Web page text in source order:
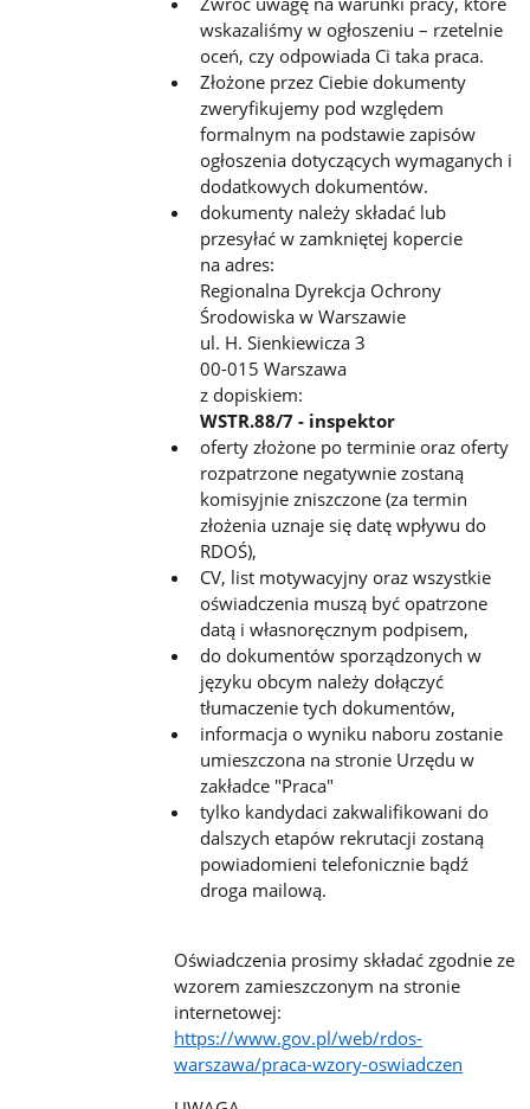
wskazaliśmy w ogłoszeniu – rzetelnie
oceń, czy odpowiada Ci taka praca.
Złożone przez Ciebie dokumenty
zweryfikujemy pod względem
formalnym na podstawie zapisów
ogłoszenia dotyczących wymaganych i
dodatkowych dokumentów.
dokumenty należy składać lub
przesyłać w zamkniętej kopercie
na adres:
Regionalna Dyrekcja Ochrony
Środowiska w Warszawie
ul. H. Sienkiewicza 3
00-015 Warszawa
z dopiskiem:
WSTR.88/7 - inspektor
oferty złożone po terminie oraz oferty
rozpatrzone negatywnie zostaną
komisyjnie zniszczone (za termin
złożenia uznaje się datę wpływu do
RDOŚ),
CV, list motywacyjny oraz wszystkie
oświadczenia muszą być opatrzone
datą i własnoręcznym podpisem,
do dokumentów sporządzonych w
języku obcym należy dołączyć
tłumaczenie tych dokumentów,
informacja o wyniku naboru zostanie
umieszczona na stronie Urzędu w
zakładce "Praca"
tylko kandydaci zakwalifikowani do
dalszych etapów rekrutacji zostaną
powiadomieni telefonicznie bądź
droga mailową.
Oświadczenia prosimy składać zgodnie ze
wzorem zamieszczonym na stronie
internetowej:
https://www.gov.pl/web/rdos-
warszawa/praca-wzory-oswiadczen